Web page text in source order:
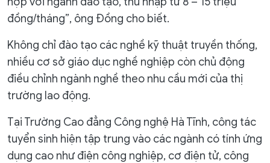
đồng/tháng”, ông Đồng cho biết.
Không chỉ đào tạo các nghề kỹ thuật truyền thống,
nhiều cơ sở giáo dục nghề nghiệp còn chủ động
điều chỉnh ngành nghề theo nhu cầu mới của thị
trường lao động.
Tại Trường Cao đẳng Công nghệ Hà Tĩnh, công tác
tuyển sinh hiện tập trung vào các ngành có tính ứng
dụng cao như điện công nghiệp, cơ điện tử, công